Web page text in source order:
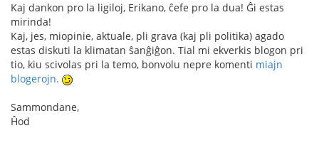
Kaj dankon pro la ligiloj, Erikano, ĉefe pro la dua! Ĝi estas
mirinda!
Kaj, jes, miopinie, aktuale, pli grava (kaj pli politika) agado
estas diskuti la klimatan ŝanĝiĝon. Tial mi ekverkis blogon pri
tio, kiu scivolas pri la temo, bonvolu nepre komenti miajn
blogerojn.
Sammondane,
Ĥod